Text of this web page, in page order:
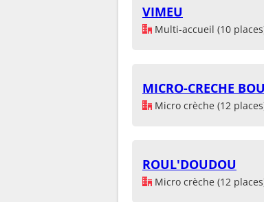
VIMEU
Multi-accueil (10
MICRO-CRECHE
Micro crèche (12
ROUL'DOUDOU
Micro crèche (12